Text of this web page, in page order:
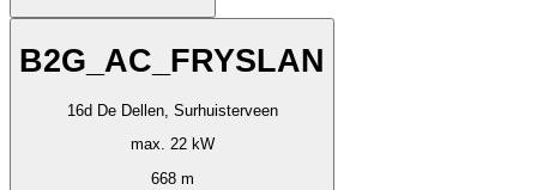
B2G_AC_FRYSLAN
16d De Dellen, Surhuisterveen
max. 22 kW
668 m